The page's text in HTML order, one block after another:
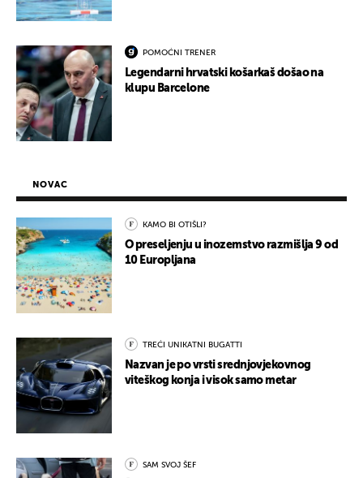
POMOĆNI TRENER
Legendarni hrvatski košarkaš došao na
klupu Barcelone
NOVAC
KAMO BI OTIŠLI?
O preseljenju u inozemstvo razmišlja 9 od
10 Europljana
TREĆI UNIKATNI BUGATTI
Nazvan je po vrsti srednjovjekovnog
viteškog konja i visok samo metar
SAM SVOJ ŠEF